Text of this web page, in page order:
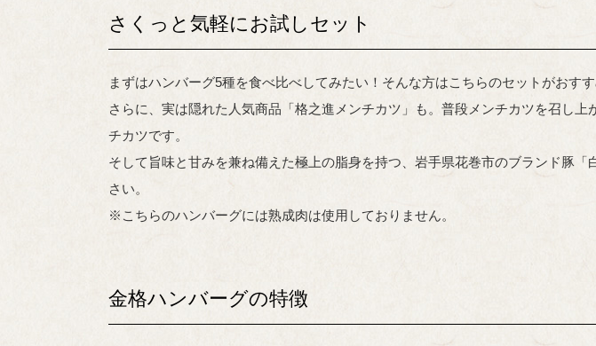
さくっと気軽にお試しセット
まずはハンバーグ5種を食べ比べしてみたい！そんな方はこちらのセットがおすす
さらに、実は隠れた人気商品「格之進メンチカツ」も。普段メンチカツを召し
チカツです。
そして旨味と甘みを兼ね備えた極上の脂身を持つ、岩手県花巻市のブランド豚
さい。
※こちらのハンバーグには熟成肉は使用しておりません。
金格ハンバーグの特徴